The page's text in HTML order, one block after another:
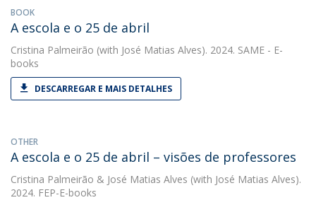
BOOK
A escola e o 25 de abril
Cristina Palmeirão (with José Matias Alves). 2024. SAME - E-
books
DESCARREGAR E MAIS DETALHES
OTHER
A escola e o 25 de abril – visões de professores
Cristina Palmeirão & José Matias Alves (with José Matias Alves).
2024. FEP-E-books